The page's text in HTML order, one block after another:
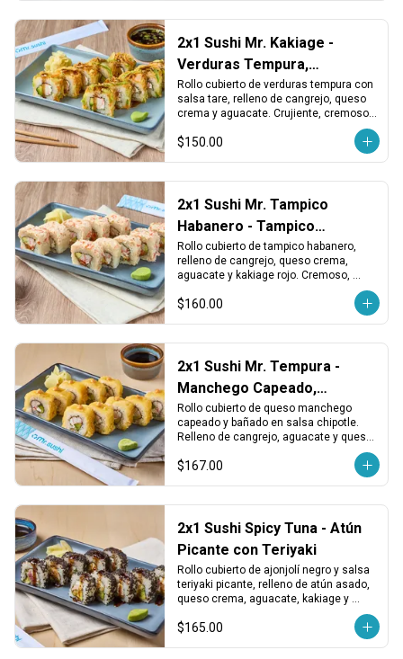
2x1 Sushi Mr. Kakiage -
Verduras Tempura,
Cangrejo y Queso
Rollo cubierto de verduras tempura con
salsa tare, relleno de cangrejo, queso
crema y aguacate. Crujiente, cremoso y
$150.00
2x1 Sushi Mr. Tampico
Habanero - Tampico
Picante, Cangrejo y Queso
Rollo cubierto de tampico habanero,
relleno de cangrejo, queso crema,
aguacate y kakiage rojo. Cremoso,
crujiente.
$160.00
2x1 Sushi Mr. Tempura -
Manchego Capeado,
Cangrejo y Chipotle
Rollo cubierto de queso manchego
capeado y bañado en salsa chipotle.
Relleno de cangrejo, aguacate y queso
crema. Cremoso, crujiente y con toque
ahumado.
$167.00
2x1 Sushi Spicy Tuna - Atún
Picante con Teriyaki
Rollo cubierto de ajonjolí negro y salsa
teriyaki picante, relleno de atún asado,
queso crema, aguacate, kakiage y
con buen picor.
$165.00